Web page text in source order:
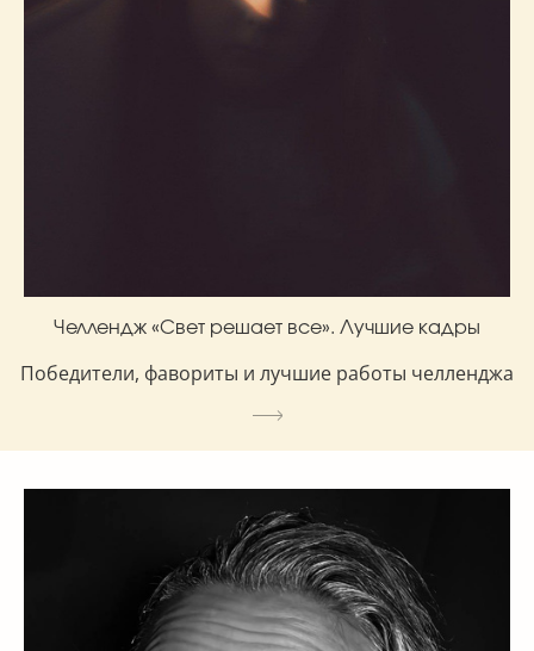
Челлендж «Свет решает все». Лучшие кадры
Победители, фавориты и лучшие работы челленджа